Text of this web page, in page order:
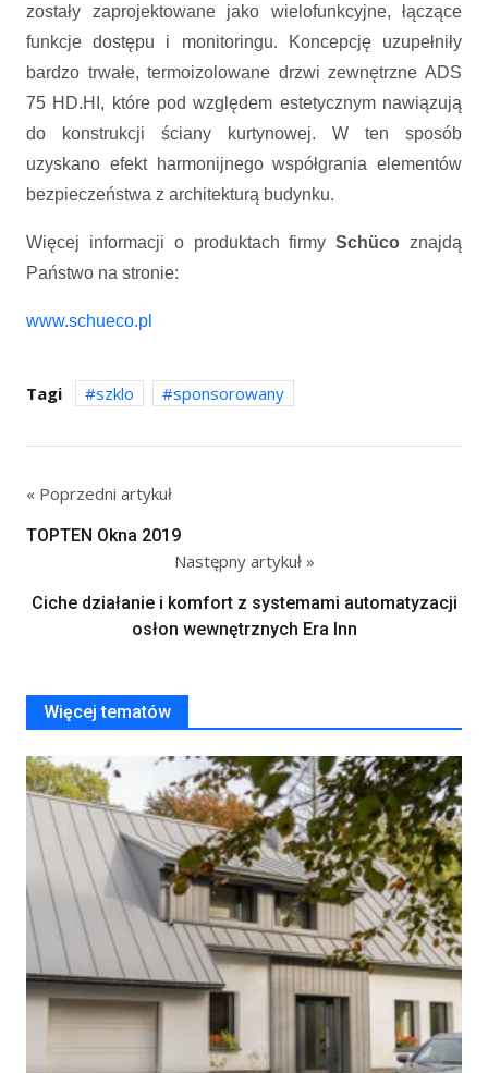
zostały zaprojektowane jako wielofunkcyjne, łączące
funkcje dostępu i monitoringu. Koncepcję uzupełniły
bardzo trwałe, termoizolowane drzwi zewnętrzne ADS
75 HD.HI, które pod względem estetycznym nawiązują
do konstrukcji ściany kurtynowej. W ten sposób
uzyskano efekt harmonijnego współgrania elementów
bezpieczeństwa z architekturą budynku.
Więcej informacji o produktach firmySchüco znajdą
Państwo na stronie:
www.schueco.pl
Tagi szklo sponsorowany
« Poprzedni artykuł
TOPTEN Okna 2019
Następny artykuł »
Ciche działanie i komfort z systemami automatyzacji
osłon wewnętrznych Era Inn
Więcej tematów